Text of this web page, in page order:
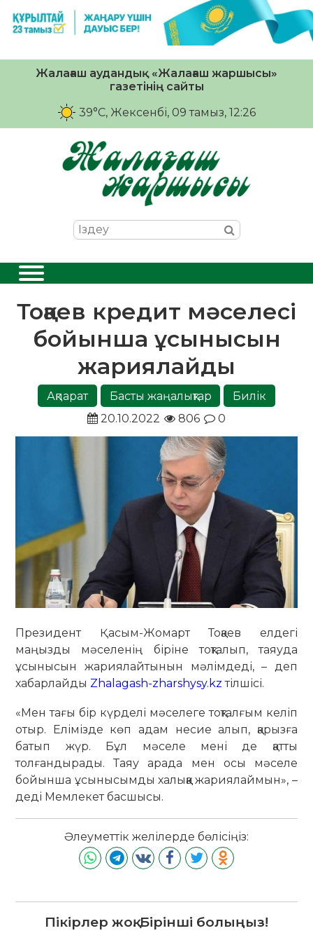
Жалағаш аудандық «Жалағаш жаршысы»
газетінің сайты
39°C, Жексенбі, 09 тамыз, 12:26
Тоқаев кредит мәселесі
бойынша ұсынысын
жариялайды
Ақпарат Басты жаңалықтар
Билік
20.10.2022
806 0
Президент Қасым-Жомарт Тоқаев елдегі
маңызды мәселенің біріне тоқталып, таяуда
ұсынысын жариялайтынын мәлімдеді, – деп
хабарлайды Zhalagash-zharshysy.kz тілшісі.
«Мен тағы бір күрделі мәселеге тоқталғым келіп
отыр. Елімізде көп адам несие алып, қарызға
батып жүр. Бұл мәселе мені де қатты
толғандырады. Таяу арада мен осы мәселе
бойынша ұсынысымды халыққа жариялаймын», –
деді Мемлекет басшысы.
Әлеуметтік желілерде бөлісіңіз:
Пікірлер жоқ. Бірінші болыңыз!